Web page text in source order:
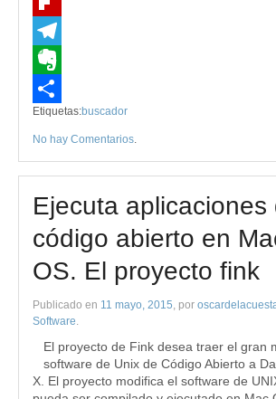
Flipboard
Telegram
Evernote
Compartir
Etiquetas:buscador
No hay Comentarios.
Ejecuta aplicaciones
código abierto en
OS. El proyecto fink
Publicado en 11 mayo, 2015, por
Software.
El proyecto de Fink desea traer el gran
software de Unix de Código Abierto a
X. El proyecto modifica el software de